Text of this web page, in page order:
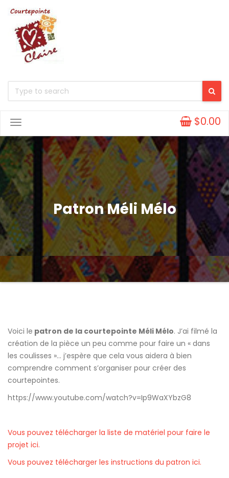
Toggle
Navigation
$0.00
Patron Méli Mélo
Voici le patron de la courtepointe Méli Mélo. J’ai filmé la
création de la pièce un peu comme pour faire un « dans
les coulisses »… j’espère que cela vous aidera à bien
comprendre comment s’organiser pour créer des
courtepointes.
https://www.youtube.com/watch?v=Ip9WaXYbzG8
Vous pouvez télécharger la liste de matériel pour faire le
projet ici.
Vous pouvez télécharger les instructions du patron ici.